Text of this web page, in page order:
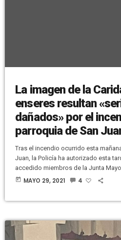
La imagen de la
enseres resultan
dañados» por el
parroquia de San
Tras el incendio ocurrido esta
Juan, la Policía ha autorizado esta
accedido miembros de la Junta
Hermandades, así como
today MAYO 29, 2021 4